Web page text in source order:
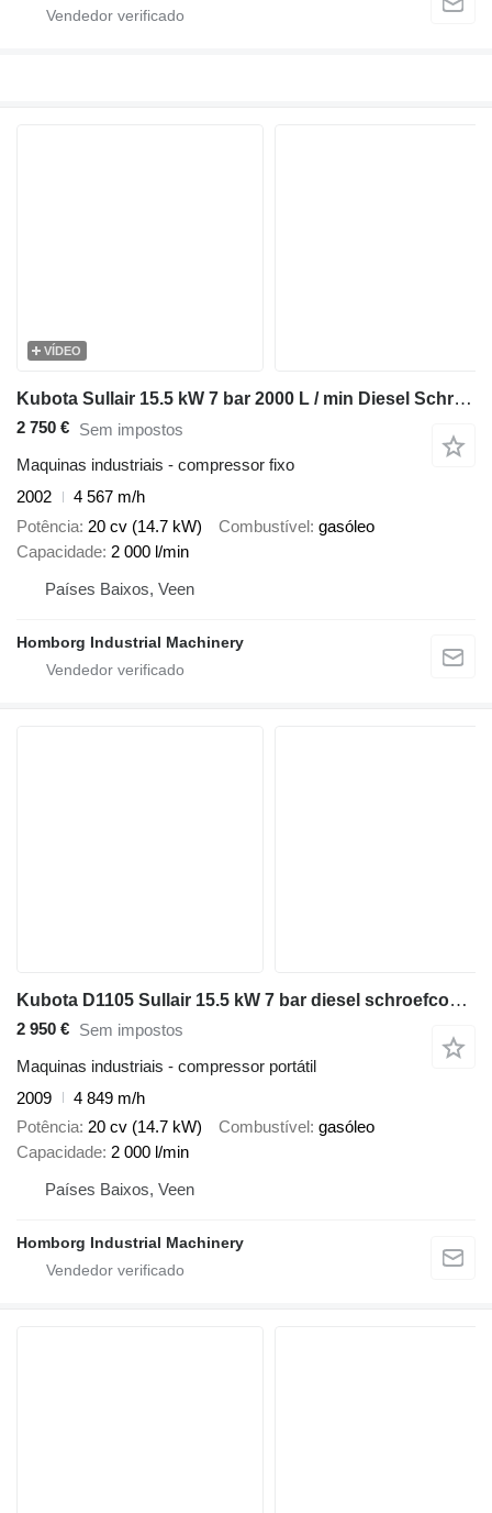
VÍDEO
Kubota Sullair 15.5 kW 7 bar 2000 L / min Diesel Schroefcompressor
2 750 € Sem impostos
Maquinas industriais - compressor fixo
2002
4 567 m/h
Potência 20 cv (14.7 kW) Combustível gasóleo
Capacidade 2 000 l/min
Países Baixos, Veen
Homborg Industrial Machinery
Kubota D1105 Sullair 15.5 kW 7 bar diesel schroefcompressor met nakoele
2 950 € Sem impostos
Maquinas industriais - compressor portátil
2009
4 849 m/h
Potência 20 cv (14.7 kW) Combustível
gasóleo
Capacidade 2 000 l/min
Países Baixos, Veen
Homborg Industrial Machinery